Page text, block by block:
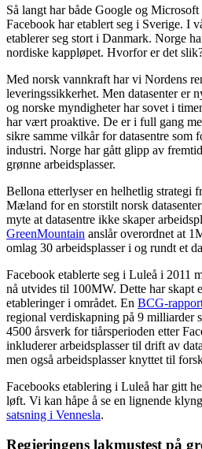
Så langt har både Google og
Facebook har etablert seg i Sverige. I
etablerer seg stort i Danmark. Norge
nordiske kappløpet. Hvorfor er det
Med norsk vannkraft har vi Nordens
leveringssikkerhet. Men datasenter er
og norske myndigheter har sovet i
har vært proaktive. De er i full gang
sikre samme vilkår for datasentre som
industri. Norge har gått glipp av
grønne arbeidsplasser.
Bellona etterlyser en helhetlig strategi
Mæland for en storstilt norsk
myte at datasentre ikke skaper
GreenMountain anslår overordnet at
omlag 30 arbeidsplasser i og rundt et
Facebook etablerte seg i Luleå i 2011
nå utvides til 100MW. Dette har skapt
etableringer i området. En BCG-
regional verdiskapning på 9 milliarder
4500 årsverk for tiårsperioden etter
inkluderer arbeidsplasser til drift av
men også arbeidsplasser knyttet til
Facebooks etablering i Luleå har gitt
løft. Vi kan håpe å se en lignende
satsning i Vennesla.
Regjeringens lakmustest på